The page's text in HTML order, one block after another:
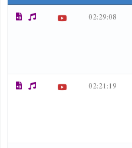
02:29:08
02:21:19